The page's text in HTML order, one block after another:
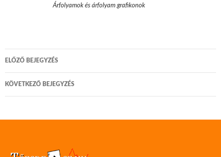
Árfolyamok és árfolyam grafikonok
Bejegyzés
navigáció
ELŐZŐ BEJEGYZÉS
KÖVETKEZŐ BEJEGYZÉS